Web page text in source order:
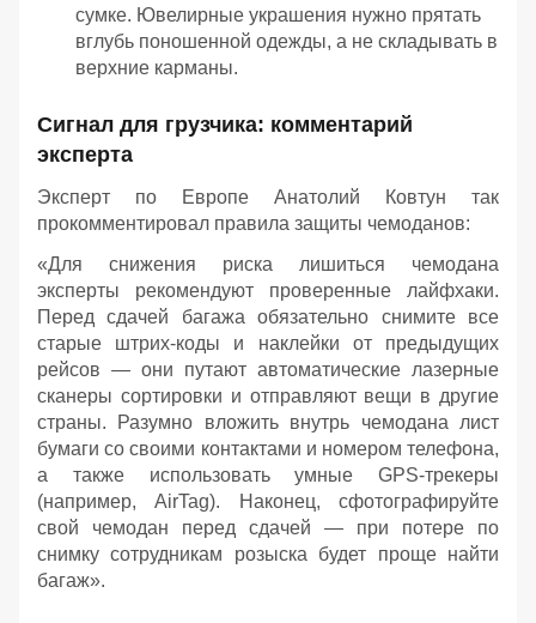
сумке. Ювелирные украшения нужно прятать
вглубь поношенной одежды, а не складывать в
верхние карманы.
Сигнал для грузчика: комментарий
эксперта
Эксперт по Европе Анатолий Ковтун так
прокомментировал правила защиты чемоданов:
«Для снижения риска лишиться чемодана
эксперты рекомендуют проверенные лайфхаки.
Перед сдачей багажа обязательно снимите все
старые штрих-коды и наклейки от предыдущих
рейсов — они путают автоматические лазерные
сканеры сортировки и отправляют вещи в другие
страны. Разумно вложить внутрь чемодана лист
бумаги со своими контактами и номером телефона,
а также использовать умные GPS-трекеры
(например, AirTag). Наконец, сфотографируйте
свой чемодан перед сдачей — при потере по
снимку сотрудникам розыска будет проще найти
багаж».